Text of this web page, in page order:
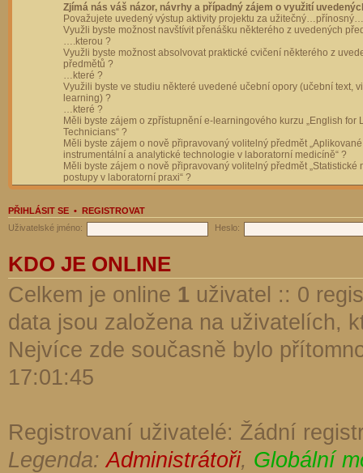
Zjímá nás váš názor, návrhy a případný zájem o využití
Považujete uvedený výstup aktivity projektu za
Využli byste možnost navštívit přenášku některého z uvedených
….kterou ?
Využli byste možnost absolvovat praktické cvičení některého z
předmětů ?
…které ?
Využili byste ve studiu některé uvedené učební opory (učební text,
learning) ?
…které ?
Měli byste zájem o zpřístupnění e-learningového kurzu „English for
Technicians“ ?
Měli byste zájem o nově připravovaný volitelný předmět „Aplikované
instrumentální a analytické technologie v laboratorní medicíně“ ?
Měli byste zájem o nově připravovaný volitelný předmět „Statistické
postupy v laboratorní praxi“ ?
PŘIHLÁSIT SE • REGISTROVAT
Uživatelské jméno:
Heslo:
KDO JE ONLINE
Celkem je online 1 uživatel :: 0
data jsou založena na uživatelích,
Nejvíce zde současně bylo
17:01:45
Registrovaní uživatelé: Žádní
Legenda:Administrátoři, Globální